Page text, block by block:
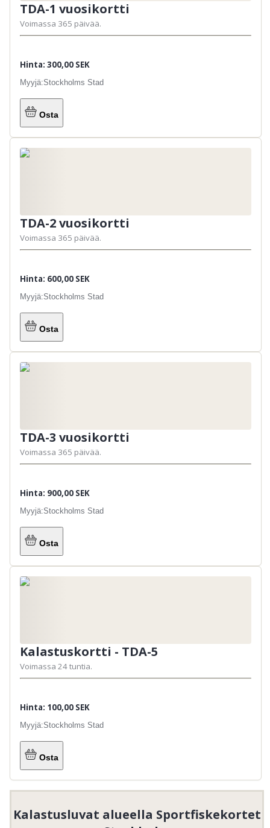
TDA-1 vuosikortti
Voimassa 365 päivää.
Hinta: 300,00 SEK
Myyjä:Stockholms Stad
Osta
TDA-2 vuosikortti
Voimassa 365 päivää.
Hinta: 600,00 SEK
Myyjä:Stockholms Stad
Osta
TDA-3 vuosikortti
Voimassa 365 päivää.
Hinta: 900,00 SEK
Myyjä:Stockholms Stad
Osta
Kalastuskortti - TDA-5
Voimassa 24 tuntia.
Hinta: 100,00 SEK
Myyjä:Stockholms Stad
Osta
Kalastusluvat alueella Sportfiskekortet